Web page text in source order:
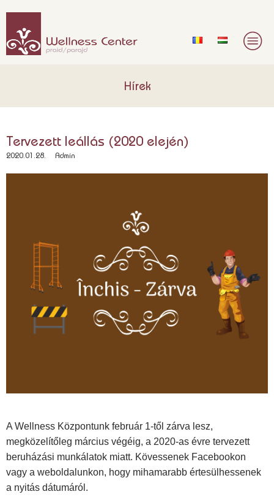
Hírek
Tervezett leállás (2020 elején)
2020.01.28. Admin
A Wellness Központunk február 1-től zárva lesz,
megközelítőleg március végéig, a 2020-as évre tervezett
beruházási munkálatok miatt. Kövessenek Facebookon
vagy a weboldalunkon, hogy mihamarabb értesülhessenek
a nyitás dátumáról.